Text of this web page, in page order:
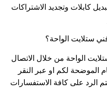
كابلات وتجديد الاشتراكات
ستلايت الواحة؟
الواحة من خلال الاتصال
الموضحة لكم او عبر النقر
الرد على كافة الاستفسارات